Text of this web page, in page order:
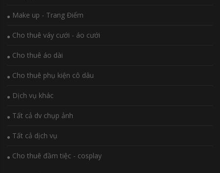
Make up - Trang Điểm
Cho thuê váy cưới - áo cưới
Cho thuê áo dài
Cho thuê phụ kiện cô dâu
Dịch vụ khác
Tất cả dv chụp ảnh
Tất cả dịch vụ
Cho thuê đầm tiệc - cosplay